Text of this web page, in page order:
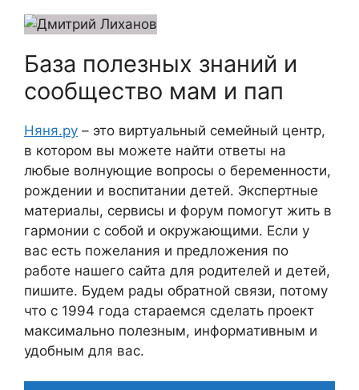
База полезных знаний и
сообщество мам и пап
Няня.ру – это виртуальный семейный центр,
в котором вы можете найти ответы на
любые волнующие вопросы о беременности,
рождении и воспитании детей. Экспертные
материалы, сервисы и форум помогут жить в
гармонии с собой и окружающими. Если у
вас есть пожелания и предложения по
работе нашего сайта для родителей и детей,
пишите. Будем рады обратной связи, потому
что c 1994 года стараемся сделать проект
максимально полезным, информативным и
удобным для вас.